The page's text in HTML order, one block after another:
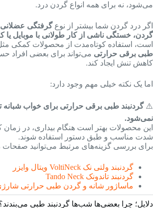
می‌شود، نه برای همه انواع گردن درد.
اگر درد گردن شما بیشتر از نوعگرفتگی
گردن، خستگی ناشی از کار طولانی با موبایل یا
است، استفاده کوتاه‌مدت از محصولات کمکی
طبی برقی حرارتی می‌تواند برای بعضی افراد
کاهش تنش ایجاد کند.
اما یک نکته خیلی مهم وجود دارد:
⚠️گردنبند طبی برقی حرارتی برای خواب شبانه
نمی‌شود.
این محصولات بهتر است هنگام بیداری، در زمان
شدت مناسب و طبق دستور استفاده شوند.
برای بررسی گزینه‌های مرتبط می‌توانید صفحات
گردنبند ولتی نک VoltiNeck ویتال وایزر
گردنبند تاندونک Tando Neck
ماساژور شانه و گردن طبی حرارتی
دلایل؛ چرا بعضی‌ها شب‌ها گردنبند طبی